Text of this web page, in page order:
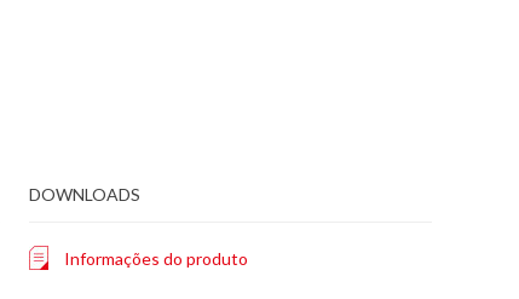
DOWNLOADS
Informações do produto